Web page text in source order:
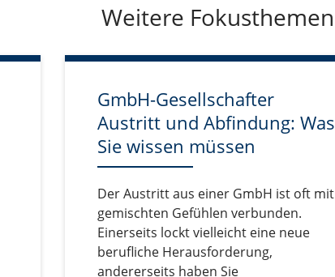
Weitere Fokusthemen
GmbH-Gesellschafter
Austritt und Abfindung: Was
Sie wissen müssen
Der Austritt aus einer GmbH ist oft mit
gemischten Gefühlen verbunden.
Einerseits lockt vielleicht eine neue
berufliche Herausforderung,
andererseits haben Sie